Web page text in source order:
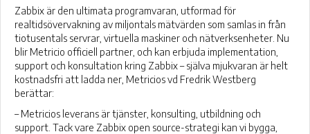
Zabbix är den ultimata programvaran, utformad för
realtidsövervakning av miljontals mätvärden som samlas in från
tiotusentals servrar, virtuella maskiner och nätverksenheter. Nu
blir Metricio officiell partner, och kan erbjuda implementation,
support och konsultation kring Zabbix – själva mjukvaran är helt
kostnadsfri att ladda ner, Metricios vd Fredrik Westberg
berättar:
– Metricios leverans är tjänster, konsulting, utbildning och
support. Tack vare Zabbix open source-strategi kan vi bygga,